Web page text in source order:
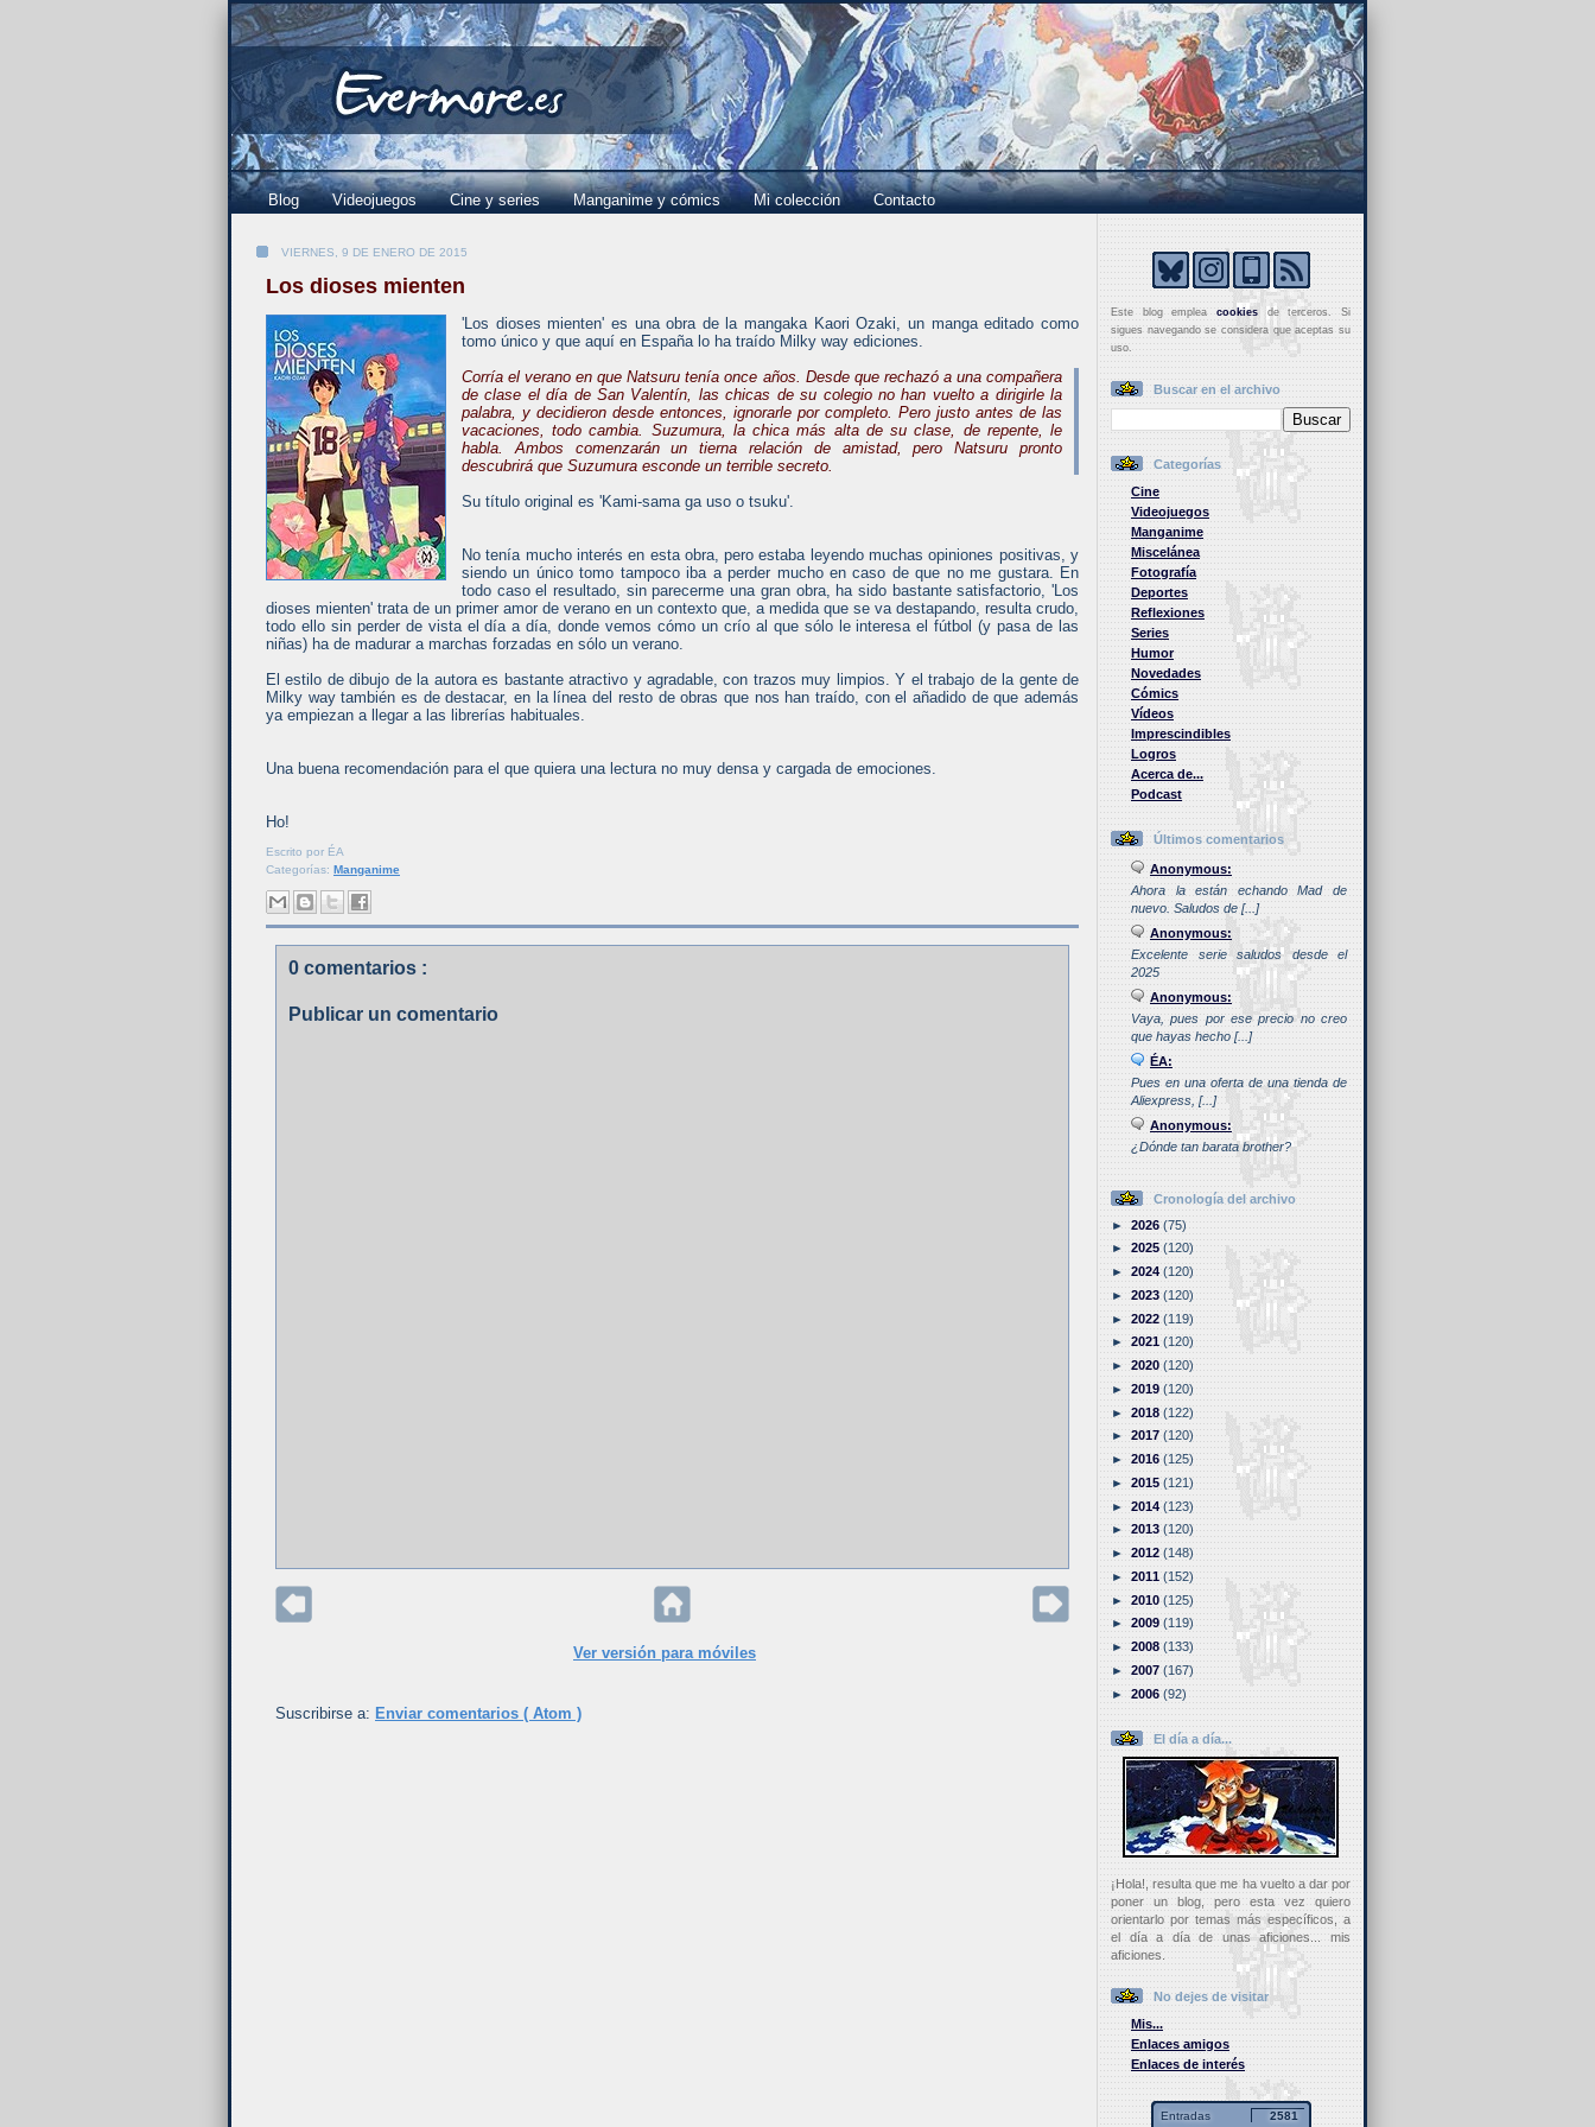
Blog Videojuegos Cine y series Manganime y cómics Mi colección Contacto
VIERNES, 9 DE ENERO DE 2015
Los dioses mienten
'Los dioses mienten' es una obra de la mangaka Kaori Ozaki, un manga editado como
tomo único y que aquí en España lo ha traído Milky way ediciones.
Corría el verano en que Natsuru tenía once años. Desde que rechazó a una compañera
de clase el día de San Valentín, las chicas de su colegio no han vuelto a dirigirle la
palabra, y decidieron desde entonces, ignorarle por completo. Pero justo antes de las
vacaciones, todo cambia. Suzumura, la chica más alta de su clase, de repente, le
habla. Ambos comenzarán un tierna relación de amistad, pero Natsuru pronto
descubrirá que Suzumura esconde un terrible secreto.
Su título original es 'Kami-sama ga uso o tsuku'.
No tenía mucho interés en esta obra, pero estaba leyendo muchas opiniones positivas, y
siendo un único tomo tampoco iba a perder mucho en caso de que no me gustara. En
todo caso el resultado, sin parecerme una gran obra, ha sido bastante satisfactorio, 'Los
dioses mienten' trata de un primer amor de verano en un contexto que, a medida que se va destapando, resulta crudo,
todo ello sin perder de vista el día a día, donde vemos cómo un crío al que sólo le interesa el fútbol (y pasa de las
niñas) ha de madurar a marchas forzadas en sólo un verano.
El estilo de dibujo de la autora es bastante atractivo y agradable, con trazos muy limpios. Y el trabajo de la gente de
Milky way también es de destacar, en la línea del resto de obras que nos han traído, con el añadido de que además
ya empiezan a llegar a las librerías habituales.
Una buena recomendación para el que quiera una lectura no muy densa y cargada de emociones.
Ho!
Escrito por ÉA
Categorías: Manganime
0 comentarios :
Publicar un comentario
Ver versión para móviles
Suscribirse a: Enviar comentarios ( Atom )
Este blog empleacookies de terceros. Si
sigues navegando se considera que aceptas su
uso.
Buscar en el archivo
Categorías
Cine
Videojuegos
Manganime
Miscelánea
Fotografía
Deportes
Reflexiones
Series
Humor
Novedades
Cómics
Vídeos
Imprescindibles
Logros
Acerca de...
Podcast
Últimos comentarios
Anonymous:
Ahora la están echando Mad de
nuevo. Saludos de [...]
Anonymous:
Excelente serie saludos desde el
2025
Anonymous:
Vaya, pues por ese precio no creo
que hayas hecho [...]
ÉA:
Pues en una oferta de una tienda de
Aliexpress, [...]
Anonymous:
¿Dónde tan barata brother?
Cronología del archivo
►2026(75)
►2025(120)
►2024(120)
►2023(120)
►2022(119)
►2021(120)
►2020(120)
►2019(120)
►2018(122)
►2017(120)
►2016(125)
►2015(121)
►2014(123)
►2013(120)
►2012(148)
►2011(152)
►2010(125)
►2009(119)
►2008(133)
►2007(167)
►2006(92)
El día a día...
¡Hola!, resulta que me ha vuelto a dar por
poner un blog, pero esta vez quiero
orientarlo por temas más específicos, a
el día a día de unas aficiones... mis
aficiones.
No dejes de visitar
Mis...
Enlaces amigos
Enlaces de interés
Entradas 2581